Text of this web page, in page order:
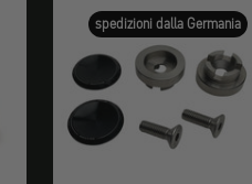
spedizioni dalla Germania